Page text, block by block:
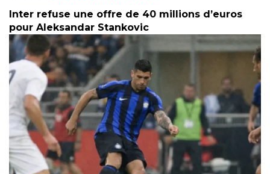
Inter refuse une offre de 40 millions d’euros
pour Aleksandar Stankovic